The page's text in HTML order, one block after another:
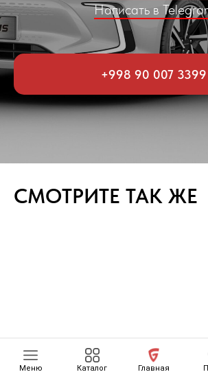
Меню Каталог Главная
Написать в
+998 90 007 3399
СМОТРИТЕ ТАК ЖЕ